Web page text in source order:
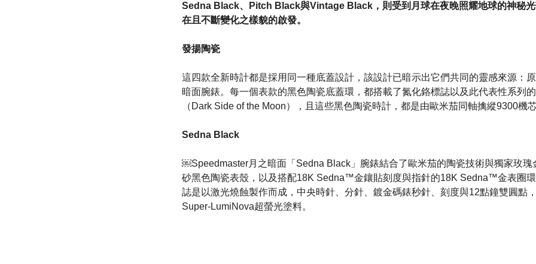
Sedna Black、Pitch Black與Vintage Black，則受到月球在夜晚照耀地球的神秘
在且不斷變化之樣貌的啟發。
發揚陶瓷
這四款全新時計都是採用同一種底蓋設計，該設計已暗示出它們共同的靈感來源：
暗面腕錶。每一個表款的黑色陶瓷底蓋環，都搭載了氮化鉻標誌以及此代表性系列
（Dark Side of the Moon），且這些黑色陶瓷時計，都是由歐米茄同軸擒縱9300機
Sedna Black
￼Speedmaster月之暗面「Sedna Black」腕錶結合了歐米茄的陶瓷技術與獨家玫瑰
砂黑色陶瓷表殼，以及搭配18K Sedna™金鑲貼刻度與指針的18K Sedna™金表圈
誌是以激光燒蝕製作而成，中央時針、分針、鍍金碼錶秒針、刻度與12點鐘雙圓點
Super-LumiNova超螢光塗料。